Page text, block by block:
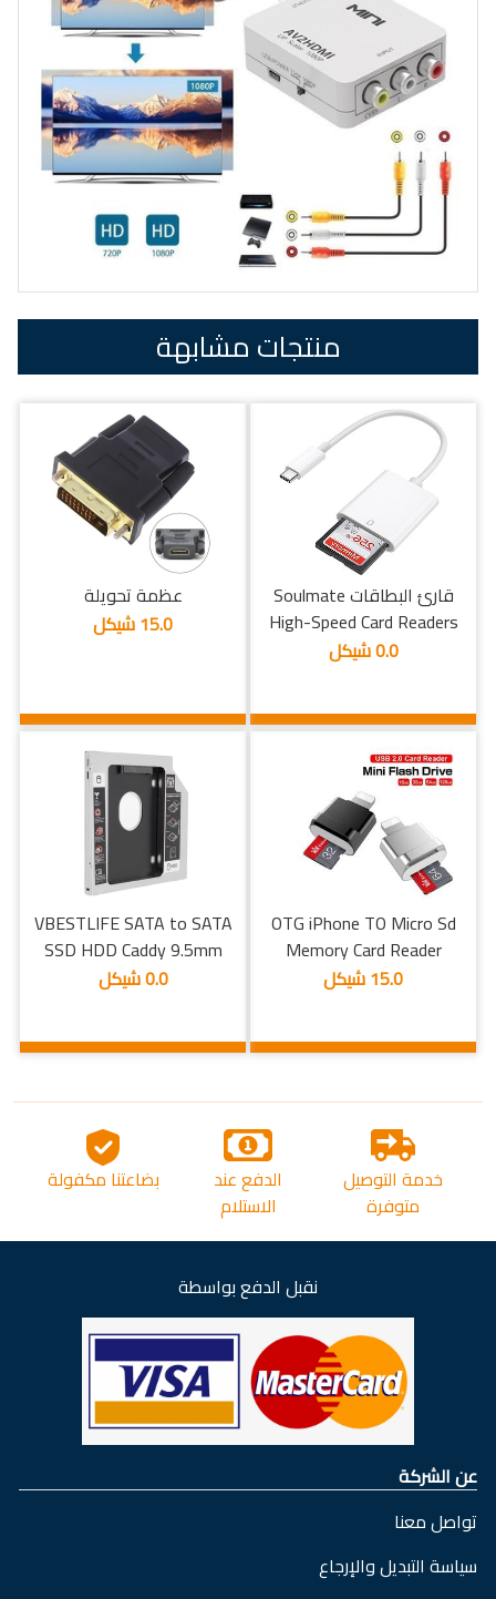
منتجات مشابهة
قارئ البطاقات Soulmate
High-Speed Card Readers
0.0 شيكل
عظمة تحويلة
15.0 شيكل
OTG iPhone TO Micro Sd
Memory Card Reader
15.0 شيكل
VBESTLIFE SATA to SATA
SSD HDD Caddy 9.5mm
0.0 شيكل
خدمة التوصيل
متوفرة
الدفع عند
الاستلام
بضاعتنا مكفولة
نقبل الدفع بواسطة
عن الشركة
تواصل معنا
سياسة التبديل والإرجاع